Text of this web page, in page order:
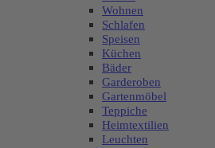
Wohnen
Schlafen
Speisen
Küchen
Bäder
Garderoben
Gartenmöbel
Teppiche
Heimtextilien
Leuchten